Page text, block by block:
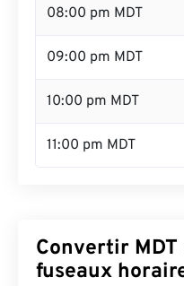
08:00 pm MDT
09:00 pm MDT
10:00 pm MDT
11:00 pm MDT
Convertir
fuseaux